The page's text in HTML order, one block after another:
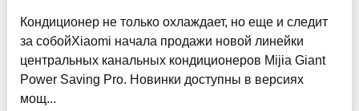
Кондиционер не только охлаждает, но еще и следит
за собойXiaomi начала продажи новой линейки
центральных канальных кондиционеров Mijia Giant
Power Saving Pro. Новинки доступны в версиях
мощ...